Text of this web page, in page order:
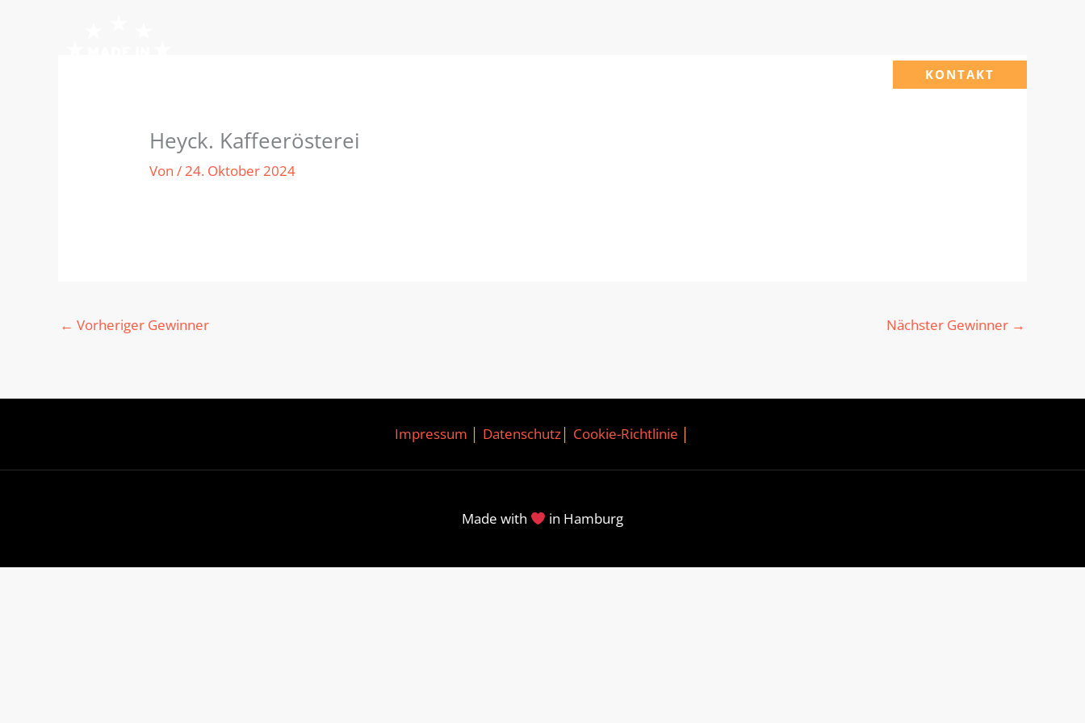
KONTAKT
Heyck. Kaffeerösterei
Von/24. Oktober 2024
← Vorheriger Gewinner Nächster Gewinner →
Impressum Datenschutz Cookie-Richtlinie
Made with in Hamburg